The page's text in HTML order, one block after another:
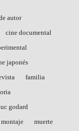
autor
cine documental
japonés
familia
godard
montaje
muerte